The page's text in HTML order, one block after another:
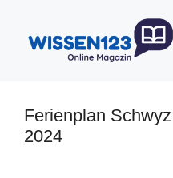
springen
Ferienplan Schwyz
2024